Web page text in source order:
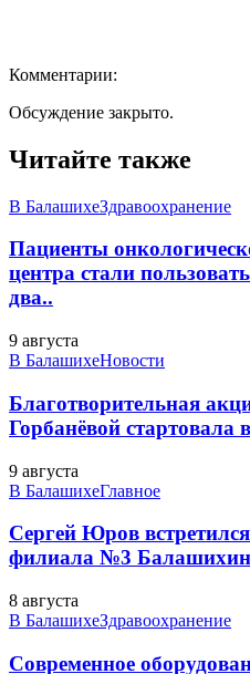
Комментарии:
Обсуждение закрыто.
Читайте также
В БалашихеЗдравоохранение
Пациенты
центра стали
два..
9 августа
В БалашихеНовости
Благотворительная
Горбанёвой стартовала
9 августа
В БалашихеГлавное
Сергей Юров
филиала №3
8 августа
В БалашихеЗдравоохранение
Современное